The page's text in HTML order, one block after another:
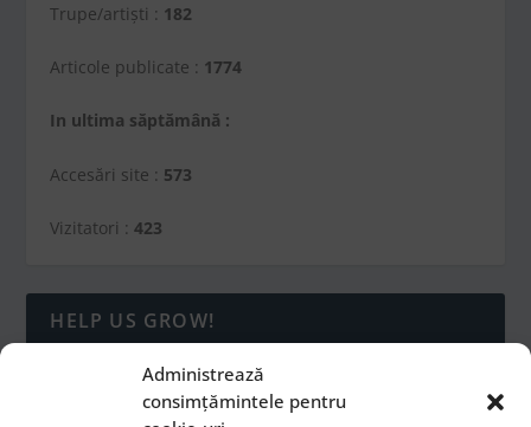
Administrează
consimțămintele pentru
Trupe/artiști : 182
Articole publicate : 1774
In ultima săptămână :
Accesări site : 573
Vizitatori :423
HELP US GROW!